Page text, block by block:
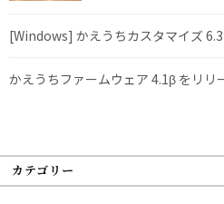
[Windows] かえうちカスタマイズ
かえうちファームウェア 4.1β をリリ
カテゴリー